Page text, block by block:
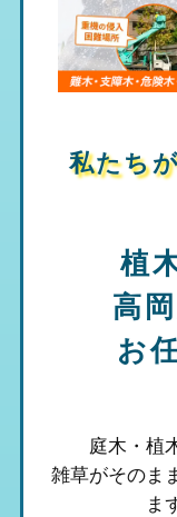
私たち
植
高
お
庭木・植
雑草がそのまま
ま